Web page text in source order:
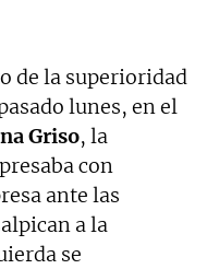
de la superioridad
lunes, en el
Griso, la
con
ante las
a la
se